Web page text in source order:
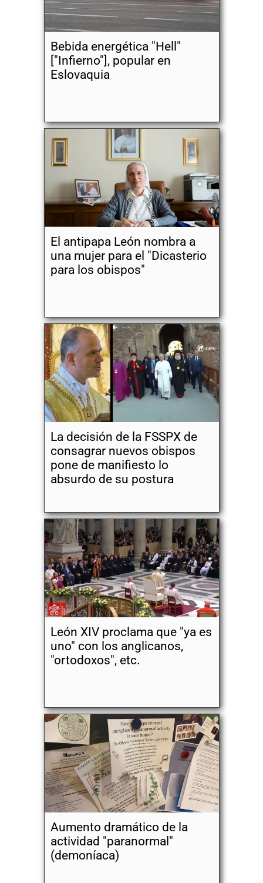
Bebida energética "Hell"
["Infierno"], popular en
Eslovaquia
El antipapa León nombra a
una mujer para el "Dicasterio
para los obispos"
La decisión de la FSSPX de
consagrar nuevos obispos
pone de manifiesto lo
absurdo de su postura
León XIV proclama que "ya es
uno" con los anglicanos,
"ortodoxos", etc.
Aumento dramático de la
actividad "paranormal"
(demoníaca)